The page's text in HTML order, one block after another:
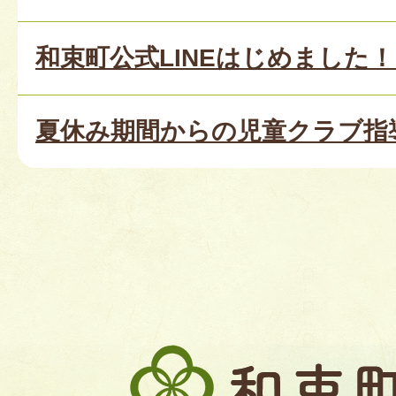
和束町公式LINEはじめました
夏休み期間からの児童クラブ
和